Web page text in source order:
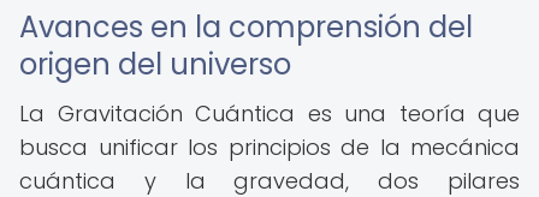
Avances en la comprensión del
origen del universo
La Gravitación Cuántica es una teoría que
busca unificar los principios de la mecánica
cuántica y la gravedad, dos pilares